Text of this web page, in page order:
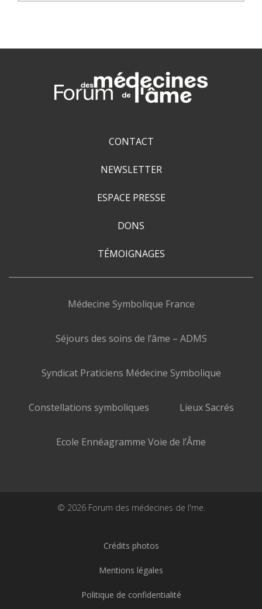
CONTACT
NEWSLETTER
ESPACE PRESSE
DONS
TÉMOIGNAGES
Médecine Symbolique France
Séjours des soins de l’âme – ADMS
Syndicat Praticiens Médecine Symbolique
Constellations symboliques Lieux Sacrés
Ecole Ennéagramme Voie de l’Âme
© 2026 Forum des médecines de l'me.
Crédits photos
Mentions légales
Politique de confidentialité